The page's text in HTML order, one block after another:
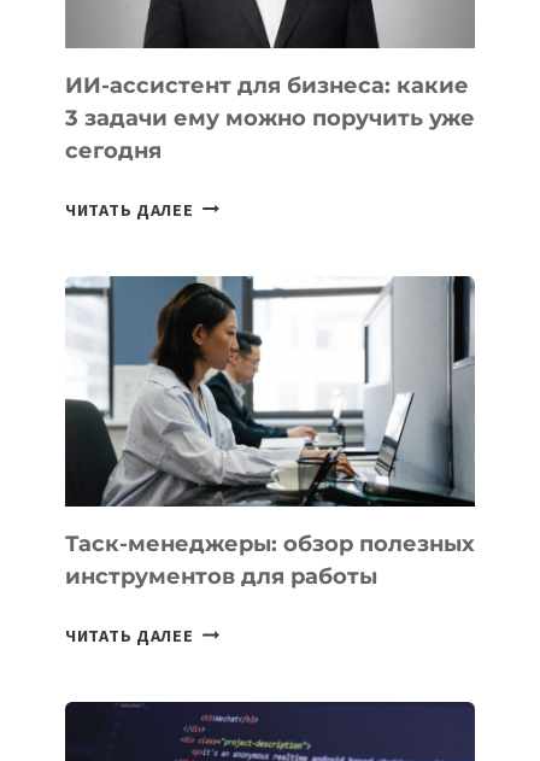
ИИ-ассистент для бизнеса: какие
3 задачи ему можно поручить уже
сегодня
ЧИТАТЬ ДАЛЕЕ ИИ-
БИЗНЕСА:
КАКИЕ
3
ЗАДАЧИ
ЕМУ
МОЖНО
ПОРУЧИТЬ
УЖЕ
СЕГОДНЯ
Таск-менеджеры: обзор полезных
инструментов для работы
ЧИТАТЬ ДАЛЕЕ ТАСК-
ПОЛЕЗНЫХ
ИНСТРУМЕНТОВ